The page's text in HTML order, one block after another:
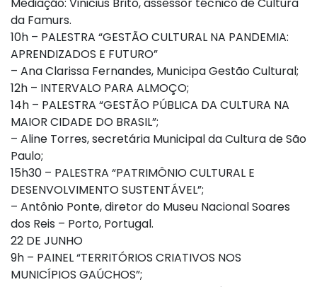
da Famurs.
10h – PALESTRA “GESTÃO CULTURAL NA PANDEMIA:
APRENDIZADOS E FUTURO”
– Ana Clarissa Fernandes, Municipa Gestão Cultural;
12h – INTERVALO PARA ALMOÇO;
14h – PALESTRA “GESTÃO PÚBLICA DA CULTURA NA
MAIOR CIDADE DO BRASIL”;
– Aline Torres, secretária Municipal da Cultura de São
Paulo;
15h30 – PALESTRA “PATRIMÔNIO CULTURAL E
DESENVOLVIMENTO SUSTENTÁVEL”;
– Antônio Ponte, diretor do Museu Nacional Soares
dos Reis – Porto, Portugal.
22 DE JUNHO
9h – PAINEL “TERRITÓRIOS CRIATIVOS NOS
MUNICÍPIOS GAÚCHOS”;